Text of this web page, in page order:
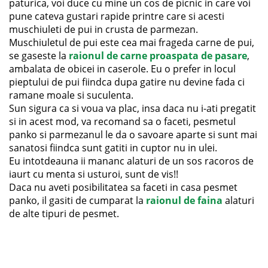
paturica, voi duce cu mine un cos de picnic in care voi
pune cateva gustari rapide printre care si acesti
muschiuleti de pui in crusta de parmezan.
Muschiuletul de pui este cea mai frageda carne de pui,
se gaseste la raionul de carne proaspata de pasare,
ambalata de obicei in caserole. Eu o prefer in locul
pieptului de pui fiindca dupa gatire nu devine fada ci
ramane moale si suculenta.
Sun sigura ca si voua va plac, insa daca nu i-ati pregatit
si in acest mod, va recomand sa o faceti, pesmetul
panko si parmezanul le da o savoare aparte si sunt mai
sanatosi fiindca sunt gatiti in cuptor nu in ulei.
Eu intotdeauna ii mananc alaturi de un sos racoros de
iaurt cu menta si usturoi, sunt de vis!!
Daca nu aveti posibilitatea sa faceti in casa pesmet
panko, il gasiti de cumparat la raionul de faina alaturi
de alte tipuri de pesmet.